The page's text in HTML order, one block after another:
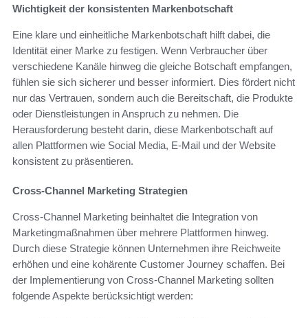
Wichtigkeit der konsistenten Markenbotschaft
Eine klare und einheitliche Markenbotschaft hilft dabei, die
Identität einer Marke zu festigen. Wenn Verbraucher über
verschiedene Kanäle hinweg die gleiche Botschaft empfangen,
fühlen sie sich sicherer und besser informiert. Dies fördert nicht
nur das Vertrauen, sondern auch die Bereitschaft, die Produkte
oder Dienstleistungen in Anspruch zu nehmen. Die
Herausforderung besteht darin, diese Markenbotschaft auf
allen Plattformen wie Social Media, E-Mail und der Website
konsistent zu präsentieren.
Cross-Channel Marketing Strategien
Cross-Channel Marketing beinhaltet die Integration von
Marketingmaßnahmen über mehrere Plattformen hinweg.
Durch diese Strategie können Unternehmen ihre Reichweite
erhöhen und eine kohärente Customer Journey schaffen. Bei
der Implementierung von Cross-Channel Marketing sollten
folgende Aspekte berücksichtigt werden: